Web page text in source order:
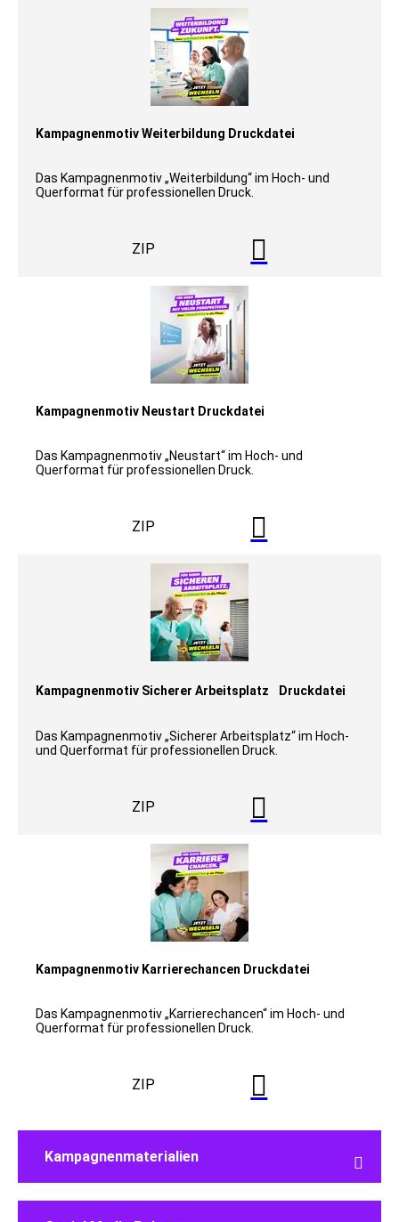
Kampagnenmotiv Weiterbildung Druckdatei
Das Kampagnenmotiv „Weiterbildung“ im Hoch- und
Querformat für professionellen Druck.
ZIP 
Kampagnenmotiv Neustart Druckdatei
Das Kampagnenmotiv „Neustart“ im Hoch- und
Querformat für professionellen Druck.
ZIP 
Kampagnenmotiv Sicherer Arbeitsplatz Druckdatei
Das Kampagnenmotiv „Sicherer Arbeitsplatz“ im Hoch-
und Querformat für professionellen Druck.
ZIP 
Kampagnenmotiv Karrierechancen Druckdatei
Das Kampagnenmotiv „Karrierechancen“ im Hoch- und
Querformat für professionellen Druck.
ZIP 

Kampagnenmaterialien